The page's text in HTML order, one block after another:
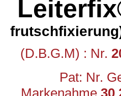
(D.B.G.M) : Nr.
Pat: Nr.
Markenahme 30